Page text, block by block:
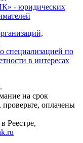
- юридических
специализацией по
в интересах
.
на срок
проверьте, оплачены
Реестре,